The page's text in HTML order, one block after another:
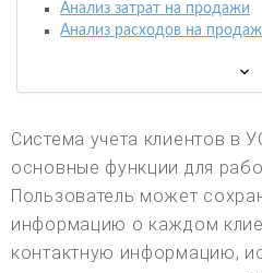
Анализ затрат на продажи
Анализ расходов на
Система учета клиентов в
основные функции для
Пользователь может
информацию о каждом
контактную информацию,